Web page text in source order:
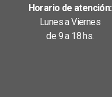
Horario de atención:
Lunes a Viernes
de 9 a 18 hs.